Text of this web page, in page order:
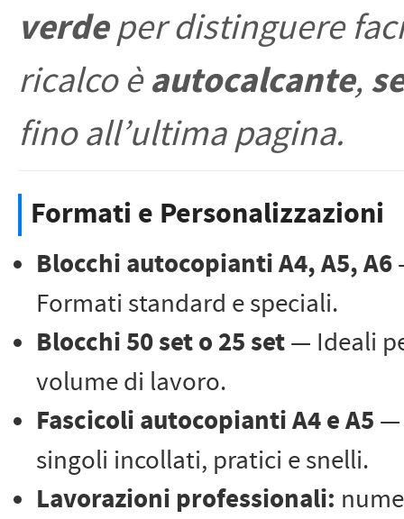
verdeper distinguere
ricalco èautocalcante,
fino all’ultima pagina.
Formati e Personalizzazioni
Blocchi autocopianti A4, A5, A6
Formati standard e speciali.
Blocchi 50 set o 25 set— Ideali
volume di lavoro.
Fascicoli autocopianti A4 e A5 —
singoli incollati, pratici e snelli.
Lavorazioni professionali: